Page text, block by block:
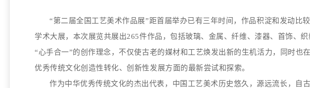
“第二届全国工艺美术作品展”距首届举办已有三年时间，作品积淀和发动比
学术大展， 本次展览共展出265件作品 ，包括玻璃、金属、纤维、漆器、首饰、
“心手合一”的创作理念，不仅使古老的媒材和工艺焕发出新的生机活力，同时也
优秀传统文化创造性转化、创新性发展方面的最新尝试和探索。
作为中华优秀传统文化的杰出代表，中国工艺美术历史悠久，源远流长，自